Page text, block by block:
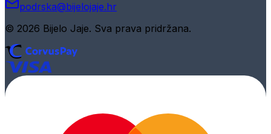
podrska@bijelojaje.hr
© 2026 Bijelo Jaje. Sva prava pridržana.